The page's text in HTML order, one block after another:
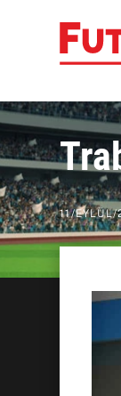
content
11/EYLÜL/